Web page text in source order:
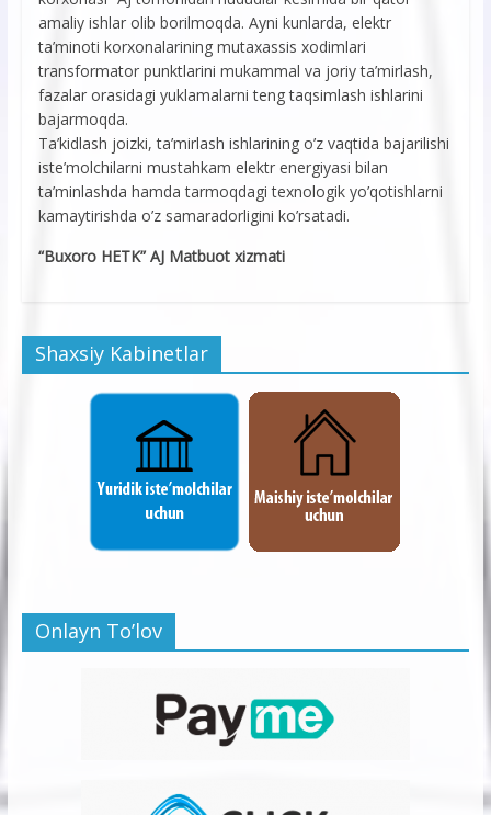
amaliy ishlar olib borilmoqda. Ayni kunlarda, elektr
ta’minoti korxonalarining mutaxassis xodimlari
transformator punktlarini mukammal va joriy ta’mirlash,
fazalar orasidagi yuklamalarni teng taqsimlash ishlarini
bajarmoqda.
Ta’kidlash joizki, ta’mirlash ishlarining o’z vaqtida bajarilishi
iste’molchilarni mustahkam elektr energiyasi bilan
ta’minlashda hamda tarmoqdagi texnologik yo’qotishlarni
kamaytirishda o’z samaradorligini ko’rsatadi.
“Buxoro HETK” AJ Matbuot xizmati
Shaxsiy Kabinetlar
Onlayn To’lov